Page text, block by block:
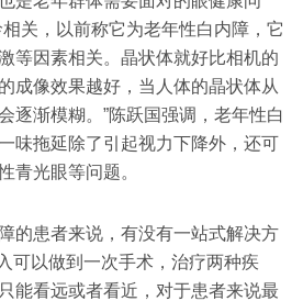
关，以前称它为老年性白内障，它
等因素相关。晶状体就好比相机的
成像效果越好，当人体的晶状体从
逐渐模糊。”陈跃国强调，老年性白
味拖延除了引起视力下降外，还可
青光眼等问题。
的患者来说，有没有一站式解决方
可以做到一次手术，治疗两种疾
能看远或者看近，对于患者来说最